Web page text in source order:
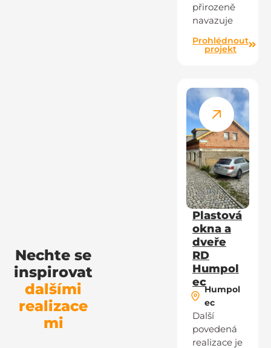
Nechte se
inspirovat
dalšími
realizace
mi
přirozeně
navazuje
Prohlédnout
projekt
Plastová
okna a
dveře
RD
Humpol
ec
Humpol
ec
Další
povedená
realizace je